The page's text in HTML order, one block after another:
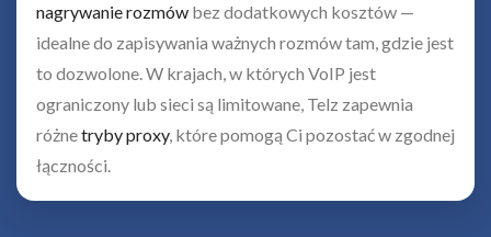
nagrywanie rozmów bez dodatkowych kosztów —
idealne do zapisywania ważnych rozmów tam, gdzie jest
to dozwolone. W krajach, w których VoIP jest
ograniczony lub sieci są limitowane, Telz zapewnia
różnetryby proxy, które pomogą Ci pozostać w zgodnej
łączności.